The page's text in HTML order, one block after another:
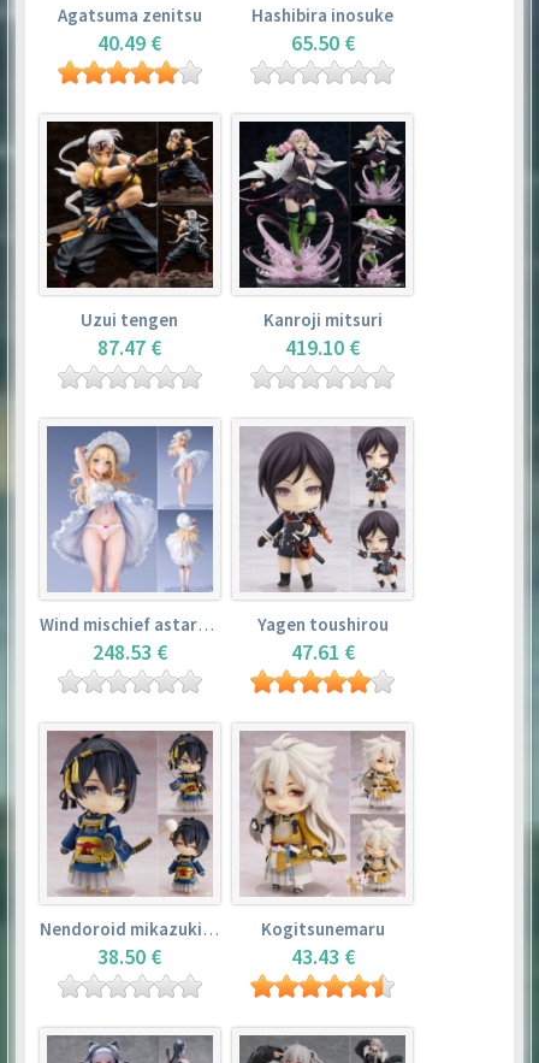
Agatsuma zenitsu
40.49 €
Hashibira inosuke
65.50 €
Uzui tengen
87.47 €
Kanroji mitsuri
419.10 €
Wind mischief astarotte
248.53 €
Yagen toushirou
47.61 €
Nendoroid mikazuki munechika
38.50 €
Kogitsunemaru
43.43 €